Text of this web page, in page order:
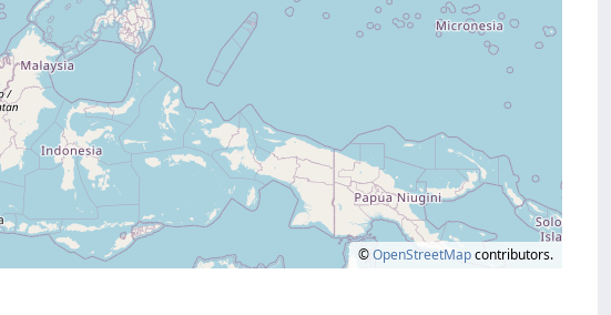
©OpenStreetMapcontributors.